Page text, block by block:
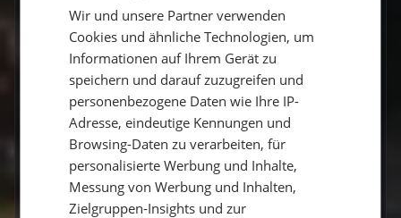
Travel Influencerin & Segel-Expertin
Claudia ist begeisterte Travel Influencerin und
leidenschaftliche Seglerin. Auf unserem Blog
teilt sie ihre besten Reiseerlebnisse, fundierte
Revierberichte und praktisches Segelwissen
für dein nächstes Abenteuer auf dem Wasser.
Zum Autorenprofil→
Wir und unsere Partner verwenden
Cookies und ähnliche Technologien, um
Informationen auf Ihrem Gerät zu
speichern und darauf zuzugreifen und
personenbezogene Daten wie Ihre IP-
Adresse, eindeutige Kennungen und
Browsing-Daten zu verarbeiten, für
personalisierte Werbung und Inhalte,
Messung von Werbung und Inhalten,
Zielgruppen-Insights und zur